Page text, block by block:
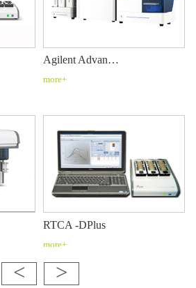
Agilent Advan…
more+
RTCA -DPlus
more+
< >